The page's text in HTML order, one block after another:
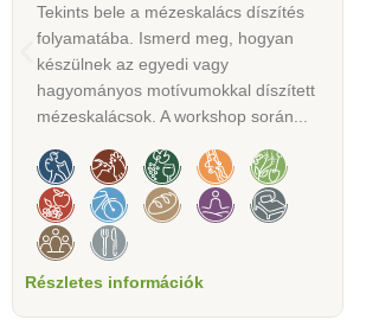
Tekints bele a mézeskalács díszítés
folyamatába. Ismerd meg, hogyan
készülnek az egyedi vagy
hagyományos motívumokkal díszített
mézeskalácsok. A workshop során...
Részletes információk